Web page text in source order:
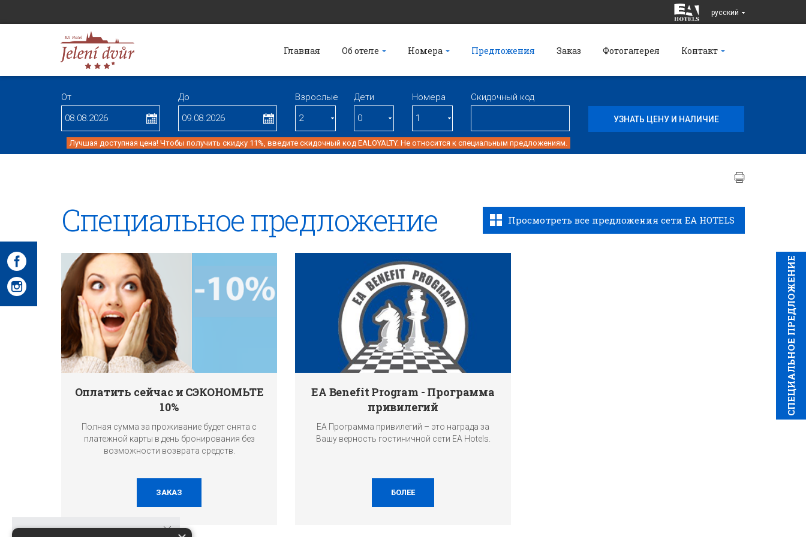
pусский
Главная Об отеле Номера Предложения Заказ Фотогалерея Контакт
От До Взрослые Дети Номерa Скидочный код
Лучшая доступная цена! Чтобы получить скидку 11%, введите скидочный код EALOYALTY. Не относится к специальным предложениям.
CПЕЦИAЛЬНОЕ ПРЕДЛОЖЕНИЕ
Cпециaльное предложение Просмотреть все предложения сети EA HOTELS
Оплатить сейчас и СЭКОНОМЬТЕ
10%
Полная сумма за проживание будет снята с
платежной карты в день бронирования без
возможности возврата средств.
ЗАКАЗ
EA Benefit Program - Программа
привилегий
EA Программа привилегий – это награда за
Вашу верность гостиничной сети EA Hotels.
БОЛЕЕ